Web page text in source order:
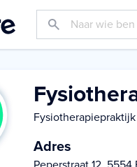
Fysiotherapiepraktijk
Adres